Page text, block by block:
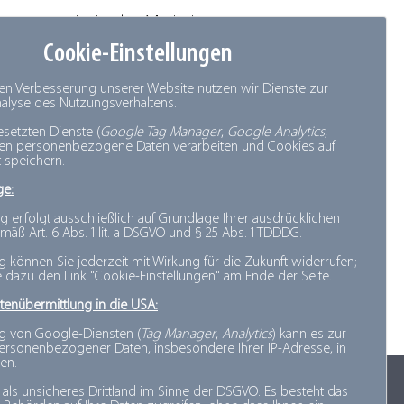
Cookie-Einstellungen
Verbesserung unserer Website nutzen wir Dienste zur
des Nutzungsverhaltens.
Dienste (Google Tag Manager, Google Analytics,
personenbezogene Daten verarbeiten und Cookies auf
speichern.
erfolgt ausschließlich auf Grundlage Ihrer ausdrücklichen
Art. 6 Abs. 1 lit. a DSGVO und § 25 Abs. 1 TDDDG.
können Sie jederzeit mit Wirkung für die Zukunft widerrufen;
dazu den Link "Cookie-Einstellungen" am Ende der Seite.
in die USA:
von Google-Diensten (Tag Manager, Analytics) kann es zur
Daten, insbesondere Ihrer IP-Adresse, in
unsicheres Drittland im Sinne der DSGVO: Es besteht das
einerseits in der Minimierung
Beispiel die Nachfrage der
dazu
Rohstoffqualität zu
relevante
und vom Projektträger